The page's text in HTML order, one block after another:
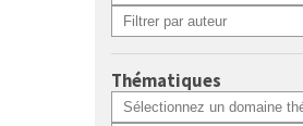
Thématiques